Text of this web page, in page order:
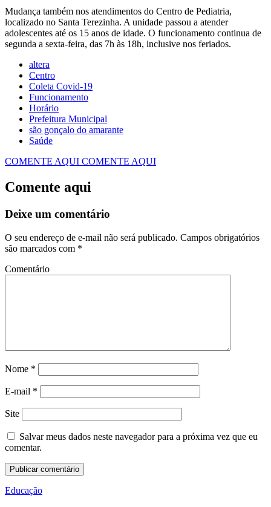
Mudança também nos atendimentos do Centro de Pediatria,
localizado no Santa Terezinha. A unidade passou a atender
adolescentes até os 15 anos de idade. O funcionamento continua de
segunda a sexta-feira, das 7h às 18h, inclusive nos feriados.
altera
Centro
Coleta Covid-19
Funcionamento
Horário
Prefeitura Municipal
são gonçalo do amarante
Saúde
COMENTE AQUI COMENTE AQUI
Comente aqui
Deixe um comentário
O seu endereço de e-mail não será publicado. Campos obrigatórios
são marcados com *
Comentário
Nome *
E-mail *
Site
Salvar meus dados neste navegador para a próxima vez que eu
comentar.
Educação